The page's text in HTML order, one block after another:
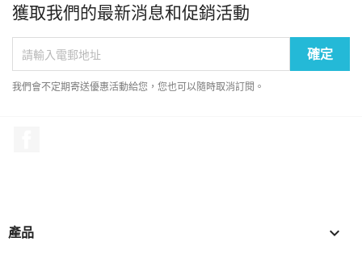
獲取我們的最新消息和促銷活動
我們會不定期寄送優惠活動給您，您也可以隨時取消訂閱。
產品 